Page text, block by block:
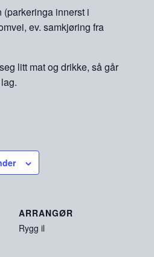
innerst i
ev. samkjøring fra
litt mat og drikke, så går
ARRANGØR
Rygg il